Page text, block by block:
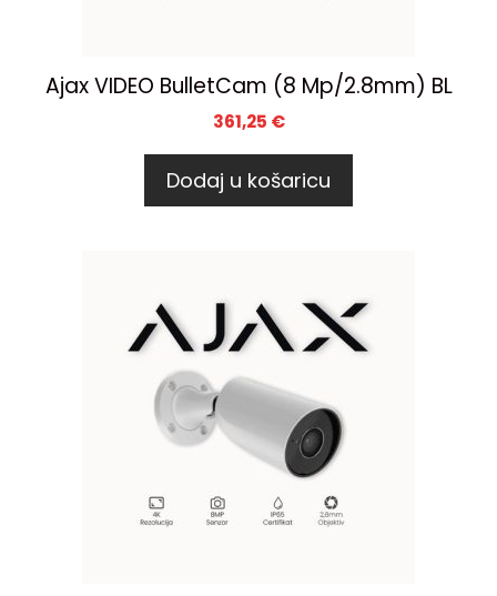
Ajax VIDEO BulletCam (8 Mp/2.8mm) BL
361,25 €
Dodaj u košaricu